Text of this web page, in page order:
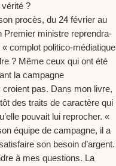
?
procès, du 24 février au
Premier ministre reprendra-
« complot politico-médiatique
? Même ceux qui ont été
la campagne
croient pas. Dans mon livre,
des traits de caractère qui
pouvait lui reprocher. «
équipe de campagne, il a
son besoin d’argent.
à mes questions. La